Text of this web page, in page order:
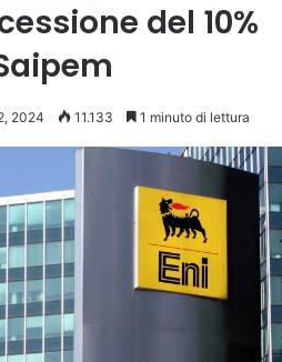
del 10%
2024 11.133 1 minuto di lettura